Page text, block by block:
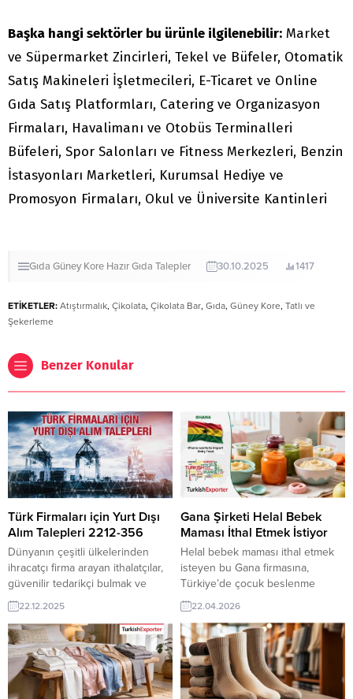
Başka hangi sektörler bu ürünle ilgilenebilir: Market
ve Süpermarket Zincirleri, Tekel ve Büfeler, Otomatik
Satış Makineleri İşletmecileri, E-Ticaret ve Online
Gıda Satış Platformları, Catering ve Organizasyon
Firmaları, Havalimanı ve Otobüs Terminalleri
Büfeleri, Spor Salonları ve Fitness Merkezleri, Benzin
İstasyonları Marketleri, Kurumsal Hediye ve
Promosyon Firmaları, Okul ve Üniversite Kantinleri
Gıda Güney Kore Hazır Gıda Talepler 30.10.2025 1417
ETİKETLER: Atıştırmalık, Çikolata, Çikolata Bar, Gıda, Güney Kore, Tatlı ve
Şekerleme
Benzer Konular
Türk Firmaları için Yurt Dışı
Alım Talepleri 2212-356
Dünyanın çeşitli ülkelerinden
ihracatçı firma arayan ithalatçılar,
güvenilir tedarikçi bulmak ve
rekabetçi fiyatlara ulaşmak için
TurkishExporter’ı tercih ediyor.
Platform, sektör bazlı alım
taleplerini günlük olarak sunarak
Türk üreticileri küresel alıcılarla
hızlı ve doğru şekilde eşleştiriyor.
Aşağıda örnekleri
22.12.2025
Gana Şirketi Helal Bebek
Maması İthal Etmek İstiyor
Helal bebek maması ithal etmek
isteyen bu Gana firmasına,
Türkiye’de çocuk beslenme
ürünleri ve tamamlayıcı gıdalar ile
bebek maması üreticisi veya
tedarikçisi olan ihracatçı firmalar
teklif sunabilirler. Yeni bir ihracat
pazarı fırsatı olan bu alım ilanının
iletişim bilgilerine TurkishExporter
VIP üyeleri ile TE üyelik kredisi
22.04.2026